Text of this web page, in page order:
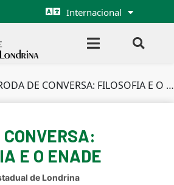
Internacional
DE CONVERSA: FILOSOFIA E O ENADE
CONVERSA:
E O ENADE
de Londrina